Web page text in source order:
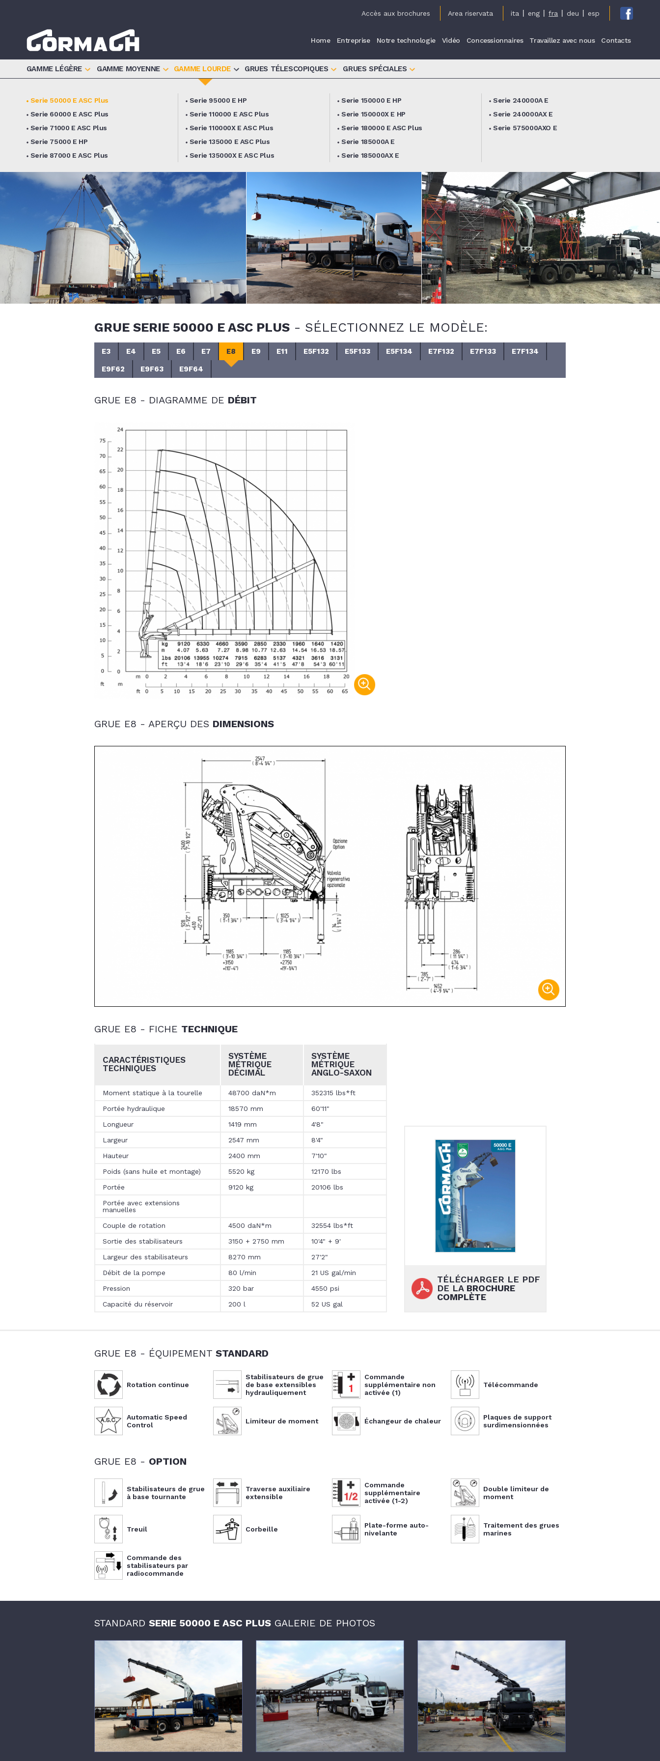
ita eng fra deu esp
Area riservata
Accès aux brochures
Home Entreprise Notre technologie Vidéo Concessionnaires Travaillez avec nous Contacts
GAMME LÉGÈRE GAMME MOYENNE GAMME LOURDE GRUES TÉLESCOPIQUES GRUES SPÉCIALES
Serie 50000 E ASC Plus
Serie 60000 E ASC Plus
Serie 71000 E ASC Plus
Serie 75000 E HP
Serie 87000 E ASC Plus
Serie 95000 E HP
Serie 110000 E ASC Plus
Serie 110000X E ASC Plus
Serie 135000 E ASC Plus
Serie 135000X E ASC Plus
Serie 150000 E HP
Serie 150000X E HP
Serie 180000 E ASC Plus
Serie 185000A E
Serie 185000AX E
Serie 240000A E
Serie 240000AX E
Serie 575000AXO E
GRUE SERIE 50000 E ASC PLUS - SÉLECTIONNEZ LE MODÈLE:
E3 E4 E5 E6 E7 E8 E9 E11 E5F132 E5F133 E5F134 E7F132 E7F133
E7F134
E9F62
E9F63 E9F64
GRUE E8 - DIAGRAMME DE DÉBIT
GRUE E8 - APERÇU DES DIMENSIONS
GRUE E8 - FICHE TECHNIQUE
CARACTÉRISTIQUES
TECHNIQUES
SYSTÈME
MÉTRIQUE
DÉCIMAL
SYSTÈME
MÉTRIQUE
ANGLO-SAXON
Moment statique à la tourelle 48700 daN*m
352315 lbs*ft
Portée hydraulique
18570 mm
60'11"
Longueur
1419 mm
4'8"
Largeur
2547 mm
8'4"
Hauteur
2400 mm
7'10"
Poids (sans huile et montage)
5520 kg
12170 lbs
Portée
9120 kg
20106 lbs
Portée avec extensions
manuelles
Couple de rotation
4500 daN*m
32554 lbs*ft
Sortie des stabilisateurs
3150 + 2750 mm
10'4" + 9'
Largeur des stabilisateurs
8270 mm
27'2"
Débit de la pompe
80 l/min
21 US gal/min
Pression
320 bar
4550 psi
Capacité du réservoir
200 l 52 US gal
TÉLÉCHARGER LE PDF
DE LA BROCHURE
COMPLÈTE
GRUE E8 - ÉQUIPEMENT STANDARD
Rotation continue
Stabilisateurs de grue
de base extensibles
hydrauliquement
Commande
supplémentaire non
activée (1)
Télécommande
Automatic Speed
Control
Limiteur de moment Échangeur de chaleur
Plaques de support
surdimensionnées
GRUE E8 - OPTION
Stabilisateurs de grue
à base tournante
Traverse auxiliaire
extensible
Commande
supplémentaire
activée (1-2)
Double limiteur de
moment
Treuil Corbeille
Plate-forme auto-
nivelante
Traitement des grues
marines
Commande des
stabilisateurs par
radiocommande
STANDARD SERIE 50000 E ASC PLUS GALERIE DE PHOTOS
Le tue preferenze relative alla privacy